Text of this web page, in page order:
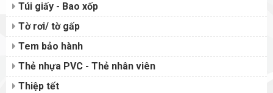
Túi giấy - Bao xốp
Tờ rơi/ tờ gấp
Tem bảo hành
Thẻ nhựa PVC - Thẻ nhân viên
Thiệp tết